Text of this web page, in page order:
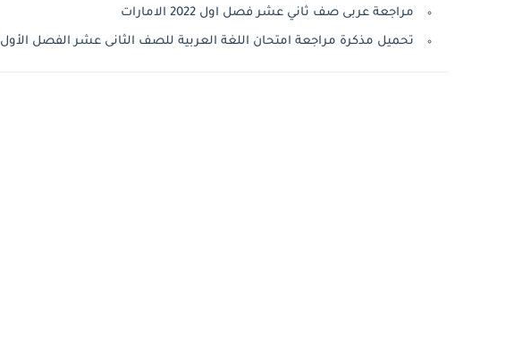
مراجعة عربى صف ثاني عشر فصل اول 2022 الامارات
تحميل مذكرة مراجعة امتحان اللغة العربية للصف الثانى عشر الفصل الأول 2023